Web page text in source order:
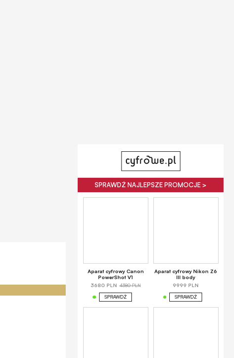
SPRAWDŹ NAJLEPSZE PROMOCJE >
Aparat cyfrowy Canon
PowerShot V1
3680 PLN 4380 PLN
SPRAWDŹ
Aparat cyfrowy Nikon Z6
III body
9999 PLN
SPRAWDŹ